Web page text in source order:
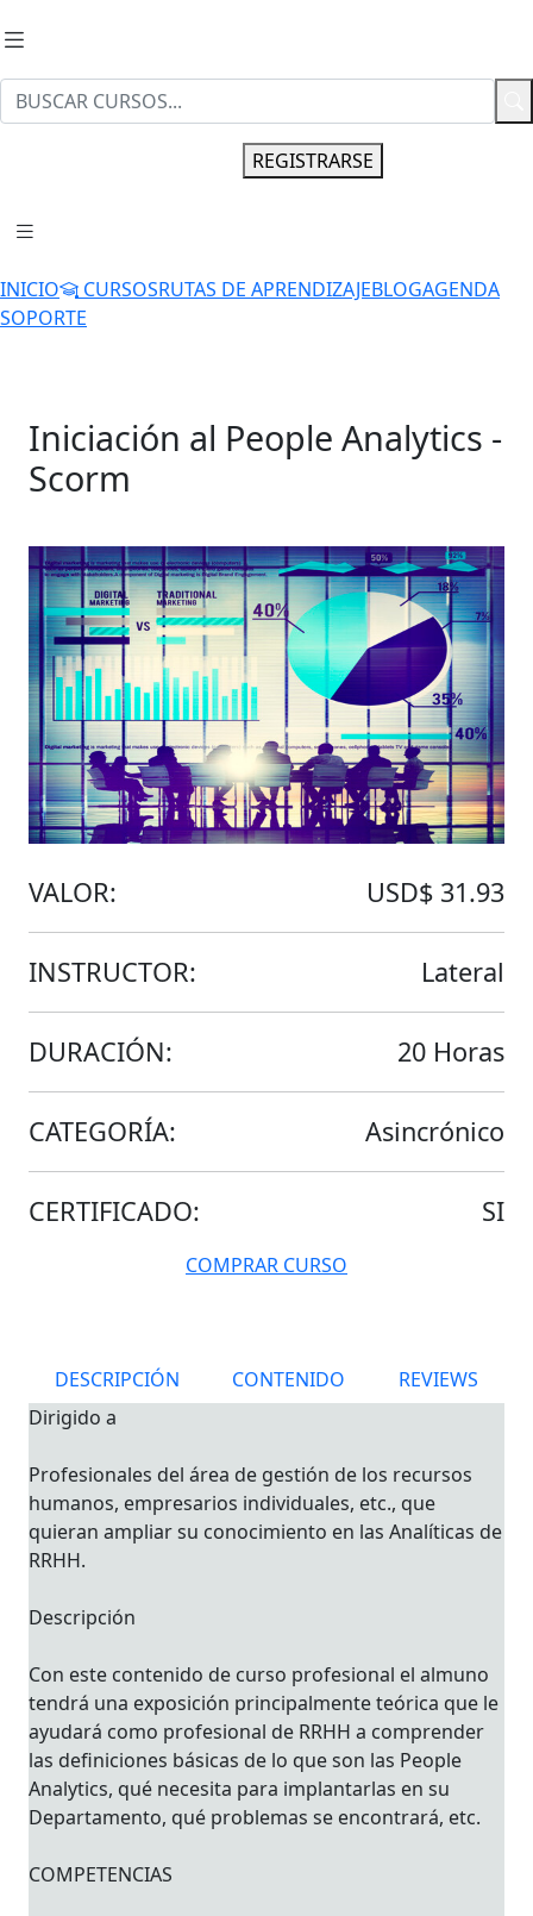
REGISTRARSE
INICIO CURSOSRUTAS DE APRENDIZAJEBLOGAGENDA
SOPORTE
Iniciación al People Analytics -
Scorm
VALOR: USD$ 31.93
INSTRUCTOR: Lateral
DURACIÓN: 20 Horas
CATEGORÍA: Asincrónico
CERTIFICADO: SI
COMPRAR CURSO
DESCRIPCIÓN CONTENIDO
REVIEWS
Dirigido a
Profesionales del área de gestión de los recursos
humanos, empresarios individuales, etc., que
quieran ampliar su conocimiento en las Analíticas de
RRHH.
Descripción
Con este contenido de curso profesional el almuno
tendrá una exposición principalmente teórica que le
ayudará como profesional de RRHH a comprender
las definiciones básicas de lo que son las People
Analytics, qué necesita para implantarlas en su
Departamento, qué problemas se encontrará, etc.
COMPETENCIAS